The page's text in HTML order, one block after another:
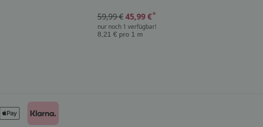
59,99 € 45,99 €*
nur noch 1 verfügbar!
8,21 € pro 1 m